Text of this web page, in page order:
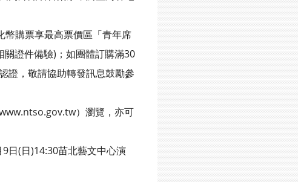
購票享最高票價區「青年席
證件備驗)；如團體訂購滿30
，敬請協助轉發訊息鼓勵參
）瀏覽，亦可
日(日)14:30苗北藝文中心演